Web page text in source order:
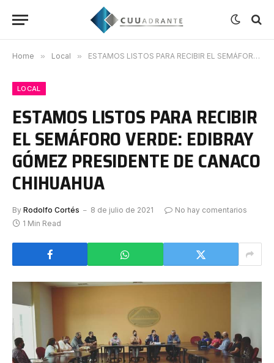
Home » Local » ESTAMOS LISTOS PARA RECIBIR EL SEMÁFORO VERDE: EDIBRAY GÓMEZ PRESIDENTE DE CANACO CHIHUAHUA
LOCAL
ESTAMOS LISTOS PARA RECIBIR
EL SEMÁFORO VERDE: EDIBRAY
GÓMEZ PRESIDENTE DE CANACO
CHIHUAHUA
By Rodolfo Cortés 8 de julio de 2021
No hay comentarios
1 Min Read